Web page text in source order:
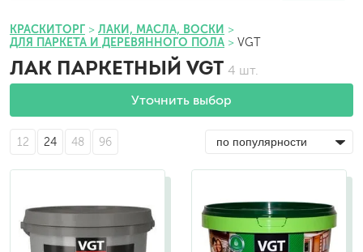
КРАСКИТОРГ
ЛАКИ, МАСЛА, ВОСКИ
ДЛЯ ПАРКЕТА И ДЕРЕВЯННОГО ПОЛА
VGT
ЛАК ПАРКЕТНЫЙ VGT 4 шт.
Уточнить выбор
12 24 48 96